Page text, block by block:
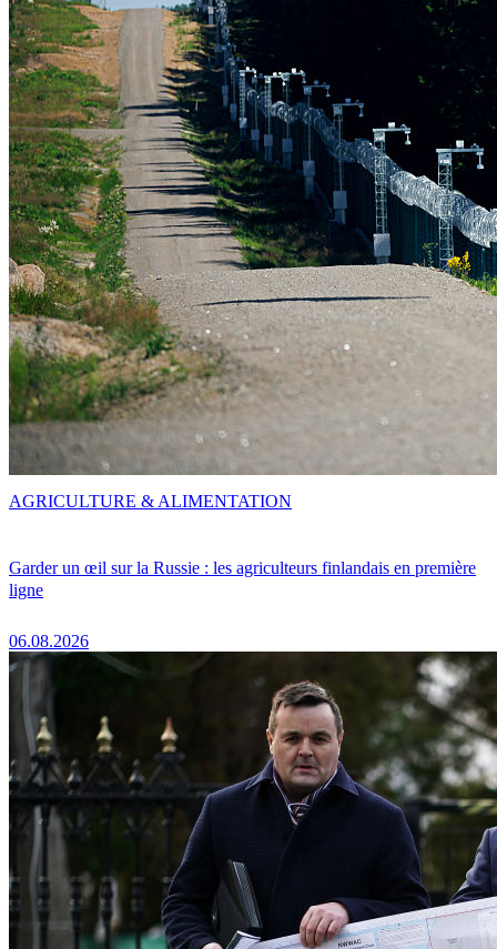
Garder un œil sur la Russie : les agriculteurs finlandais en première
ligne
06.08.2026
AGRICULTURE & ALIMENTATION